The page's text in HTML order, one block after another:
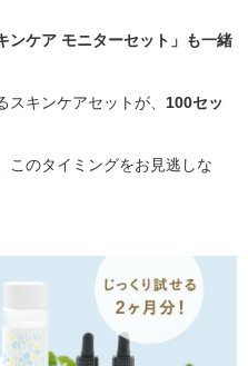
ンケア モニターセット」も一緒
キンケアセットが、 100セッ
このタイミングをお見逃しな